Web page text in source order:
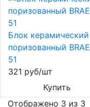
Блок керамический
поризованный
51
321 руб/шт
Купить
Отображено 3 из 3